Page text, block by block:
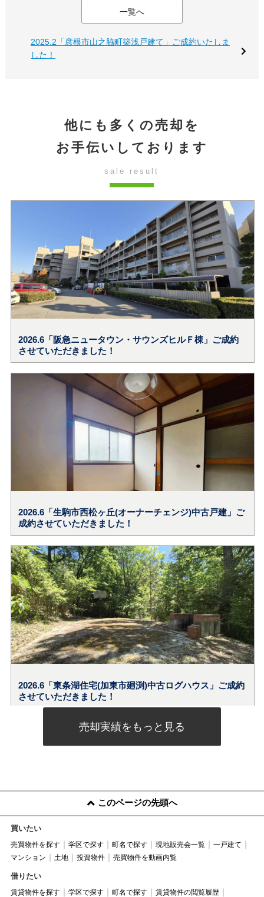
一覧へ
2025.2「彦根市山之脇町築浅戸建て」ご成約いたしま
した！
他にも多くの売却を
お手伝いしております
sale result
売却実績をもっと見る
このページの先頭へ
買いたい
売買物件を探す 学区で探す 町名で探す 現地販売会一覧
一戸建て
マンション
土地 投資物件 売買物件を動画内覧
借りたい
賃貸物件を探す 学区で探す 町名で探す
賃貸物件の閲覧履歴